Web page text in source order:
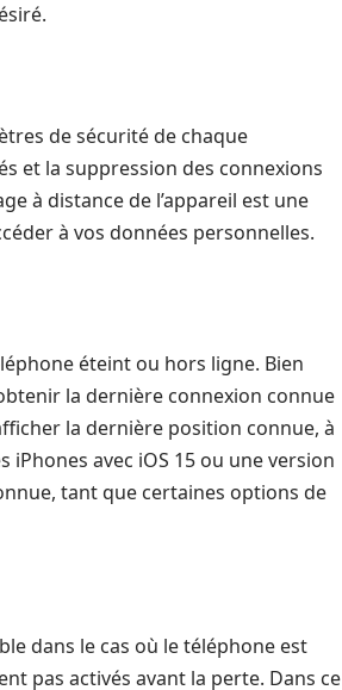
de sécurité de chaque
et la suppression des connexions
à distance de l’appareil est une
à vos données personnelles.
éteint ou hors ligne. Bien
la dernière connexion connue
la dernière position connue, à
avec iOS 15 ou une version
tant que certaines options de
dans le cas où le téléphone est
pas activés avant la perte. Dans ce